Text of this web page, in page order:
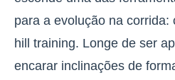
para a evolução na corrida:
hill training. Longe de ser
encarar inclinações de